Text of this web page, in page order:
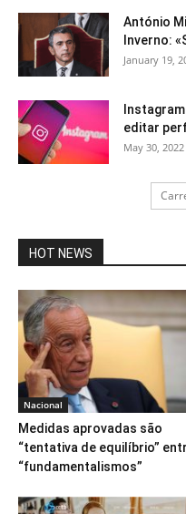
António
Inverno:
January 19,
editar
May 30, 2022
HOT NEWS
Nacional
Medidas aprovadas são
“tentativa de equilíbrio”
“fundamentalismos”